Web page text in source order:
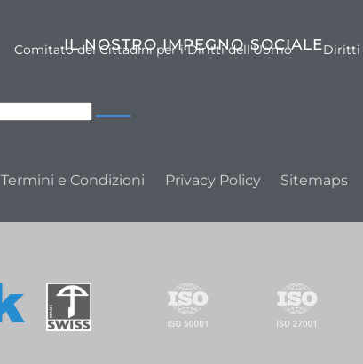
IL NOSTRO IMPEGNO SOCIALE
Comitato dei Cittadini per i Diritti dell'Uomo Diritti
Termini e Condizioni Privacy Policy Sitemaps